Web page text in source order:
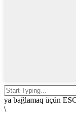
ya bağlamaq üçün
\